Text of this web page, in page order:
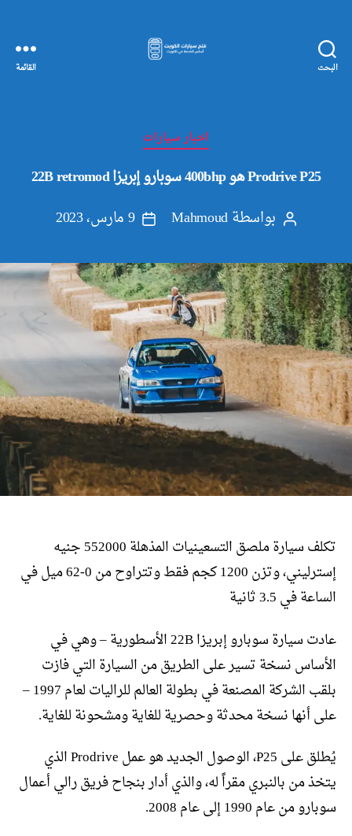
البحث
الكويت
القائمة
التصنيفات
اخبار سيارات
Prodrive P25 هو 400bhp سوبارو إبريزا 22B retromod
كاتببواسطةMahmoud
تاريخ
9 مارس، 2023
تكلف سيارة ملصق التسعينيات المذهلة 552000 جنيه
إسترليني، وتزن 1200 كجم فقط وتتراوح من 0-62 ميل في
الساعة في 3.5 ثانية
عادت سيارة سوبارو إبريزا 22B الأسطورية – وهي في
الأساس نسخة تسير على الطريق من السيارة التي فازت
بلقب الشركة المصنعة في بطولة العالم للراليات لعام 1997 –
على أنها نسخة محدثة وحصرية للغاية ومشحونة للغاية.
يُطلق على P25، الوصول الجديد هو عمل Prodrive الذي
يتخذ من بالنبري مقراً له، والذي أدار بنجاح فريق رالي أعمال
سوبارو من عام 1990 إلى عام 2008.